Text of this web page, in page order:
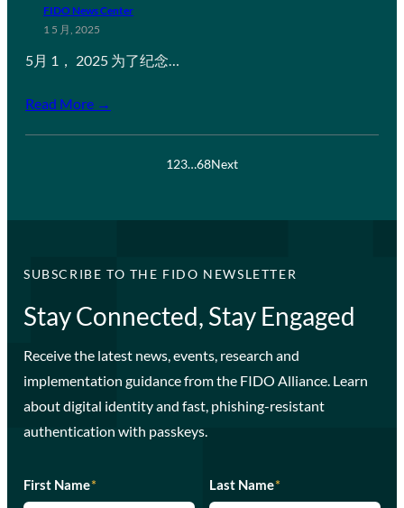
FIDO News Center
1 5 月, 2025
5月 1， 2025 为了纪念…
Read More →
123…68Next
SUBSCRIBE TO THE FIDO NEWSLETTER
Stay Connected, Stay Engaged
Receive the latest news, events, research and
implementation guidance from the FIDO Alliance. Learn
about digital identity and fast, phishing-resistant
authentication with passkeys.
First Name* Last Name*